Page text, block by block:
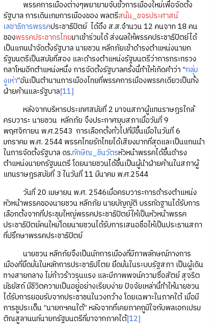
พรรคการเมืองต่างๆพยายามจับขั้วการเมืองใหม่เพื่อจัดตั้ง
รัฐบาล การเดินเกมการเมืองของ พลตรีสนั่น_ขจรประศาสน์
เลขาธิการพรรคประชาธิปัตย์ ได้ดึง ส.ส.จำนวน 12 คนจาก 18 คน
ของพรรคประชากรไทยมาเข้าร่วมได้ ส่งผลให้พรรคประชาธิปัตย์ได้
เป็นแกนนำจัดตั้งรัฐบาล นายชวน หลีกภัยเข้าดำรงตำแหน่งนายก
รัฐมนตรีเป็นสมัยที่สอง และดำรงตำแหน่งรัฐมนตรีว่าการกระทรวง
กลาโหมอีกตำแหน่งหนึ่ง การจัดตั้งรัฐบาลครั้งนี้ทำให้เกิดคำว่า “กลุ่ม
งูเห่า”อันเป็นตำนานการเมืองไทยที่พรรคการเมืองพรรคเดียวเป็นทั้ง
ฝ่ายค้านและรัฐบาล[11]
หลังจากบริหารประเทศสมัยที่ 2 มาจนสภาผู้แทนราษฎรใกล้
ครบวาระ นายชวน หลีกภัย จึงประกาศยุบสภาเมื่อวันที่ 9
พฤศจิกายน พ.ศ.2543 การเลือกตั้งทั่วไปที่มีขึ้นเมื่อในวันที่ 6
มกราคม พ.ศ. 2544 พรรคไทยรักไทยได้เสียงมากที่สุดและเป็นแกนนำ
ในการจัดตั้งรัฐบาล ดร.ทักษิณ_ชินวัตรหัวหน้าพรรคได้ขึ้นดำรง
ตำแหน่งนายกรัฐมนตรี โดยนายชวนได้ขึ้นเป็นผู้นำฝ่ายค้านในสภาผู้
แทนราษฎรสมัยที่ 3 ในวันที่ 11 มีนาคม พ.ศ.2544
วันที่ 20 เมษายน พ.ศ. 2546เมื่อครบวาระการดำรงตำแหน่ง
หัวหน้าพรรคของนายชวน หลีกภัย นายบัญญัติ บรรทัดฐานได้รับการ
เลือกตั้งจากที่ประชุมใหญ่พรรคประชาธิปัตย์ให้เป็นหัวหน้าพรรค
ประชาธิปัตย์คนใหม่โดยนายชวนได้รับการเสนอชื่อให้เป็นประธานสภา
ที่ปรึกษาพรรคประชาธิปัตย์
นายชวน หลีกภัยจึงเป็นนักการเมืองที่มีภาพลักษณ์ทางการ
เมืองที่ยึดมั่นในหลักการประชาธิปไตย ยึดมั่นในระบบรัฐสภา เป็นผู้เดิน
ทางสายกลาง ไม่ก้าวร้าวรุนแรง และมีภาพพจน์ความซื่อสัตย์ สุจริต
มัธยัสถ์ มีชีวิตความเป็นอยู่อย่างเรียบง่าย ปัจจัยเหล่านี้ทำให้นายชวน
ได้รับการยอมรับจากประชาชนในวงกว้าง โดยเฉพาะในภาคใต้ เมื่อมี
การชูประเด็น “นายกฯคนใต้” หลังจากที่เคยภาคถูมิใจกับพลเอกเปรม
ติณสูลานนท์นายกรัฐมนตรีที่มาจากภาคใต้[12]